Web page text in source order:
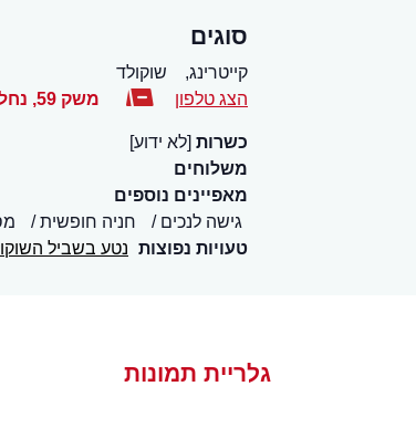
סוגים
קייטרינג,
שוקולד
הצג טלפון
משק 59 ,
כשרות [לא ידוע]
משלוחים
מאפיינים נוספים
גישה לנכים
חניה חופשית
טעויות נפוצות נטע בשביל
גלריית תמונות